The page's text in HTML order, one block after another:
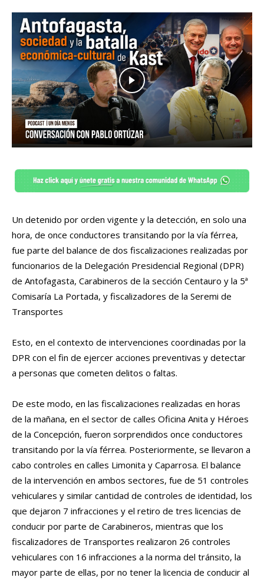
Un detenido por orden vigente y la detección, en solo una
hora, de once conductores transitando por la vía férrea,
fue parte del balance de dos fiscalizaciones realizadas por
funcionarios de la Delegación Presidencial Regional (DPR)
de Antofagasta, Carabineros de la sección Centauro y la 5ª
Comisaría La Portada, y fiscalizadores de la Seremi de
Transportes
Esto, en el contexto de intervenciones coordinadas por la
DPR con el fin de ejercer acciones preventivas y detectar
a personas que cometen delitos o faltas.
De este modo, en las fiscalizaciones realizadas en horas
de la mañana, en el sector de calles Oficina Anita y Héroes
de la Concepción, fueron sorprendidos once conductores
transitando por la vía férrea. Posteriormente, se llevaron a
cabo controles en calles Limonita y Caparrosa. El balance
de la intervención en ambos sectores, fue de 51 controles
vehiculares y similar cantidad de controles de identidad, los
que dejaron 7 infracciones y el retiro de tres licencias de
conducir por parte de Carabineros, mientras que los
fiscalizadores de Transportes realizaron 26 controles
vehiculares con 16 infracciones a la norma del tránsito, la
mayor parte de ellas, por no tener la licencia de conducir al